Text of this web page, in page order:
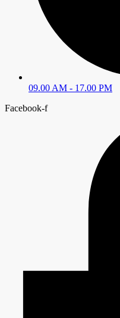
09.00 AM - 17.00 PM
Facebook-f